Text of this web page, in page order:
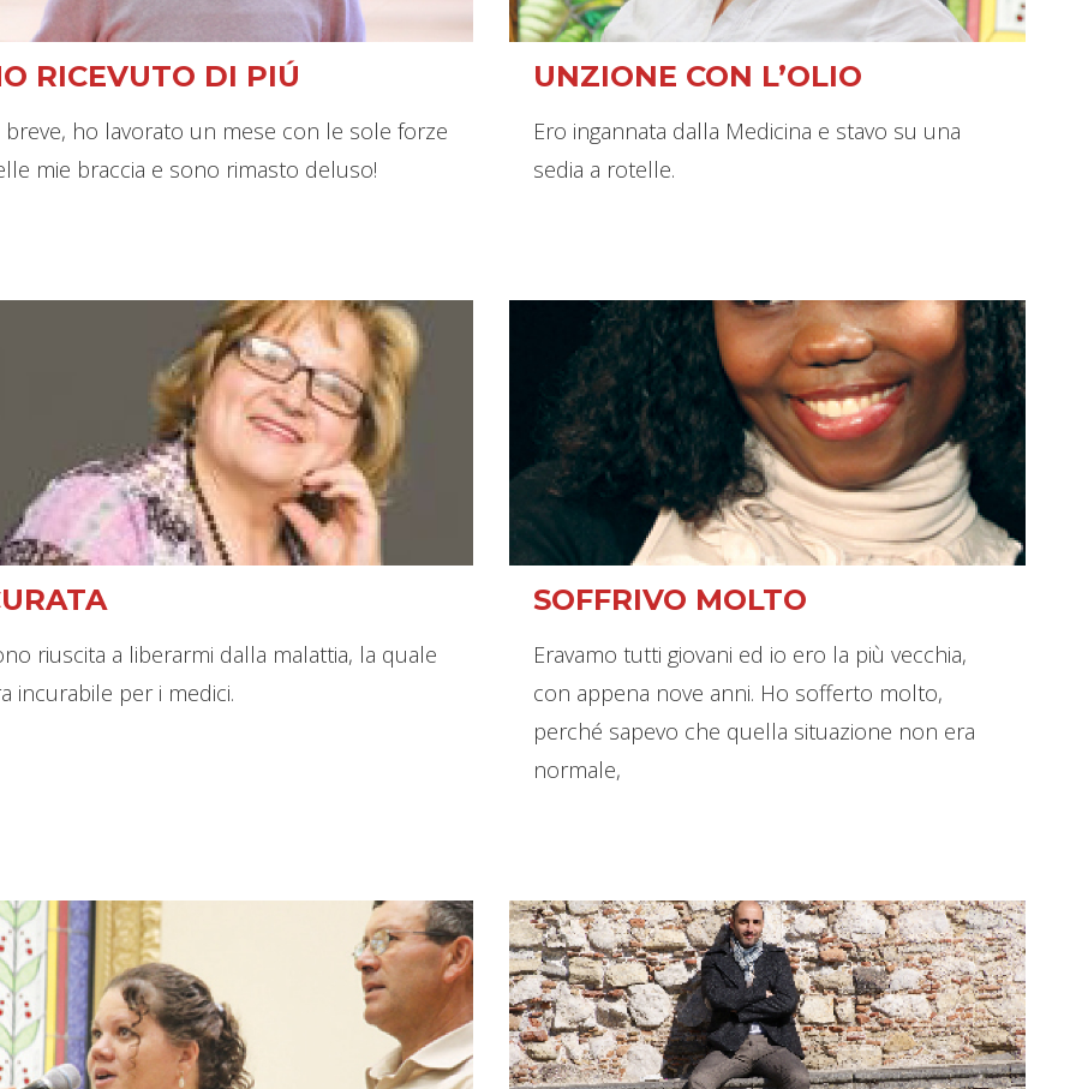
RICEVUTO DI PIÚ
breve, ho lavorato un mese con le sole forze
mie braccia e sono rimasto deluso!
UNZIONE CON L’OLIO
Ero ingannata dalla Medicina e stavo su una
sedia a rotelle.
riuscita a liberarmi dalla malattia, la quale
incurabile per i medici.
SOFFRIVO MOLTO
Eravamo tutti giovani ed io ero la più vecchia,
con appena nove anni. Ho sofferto molto,
perché sapevo che quella situazione non era
normale,